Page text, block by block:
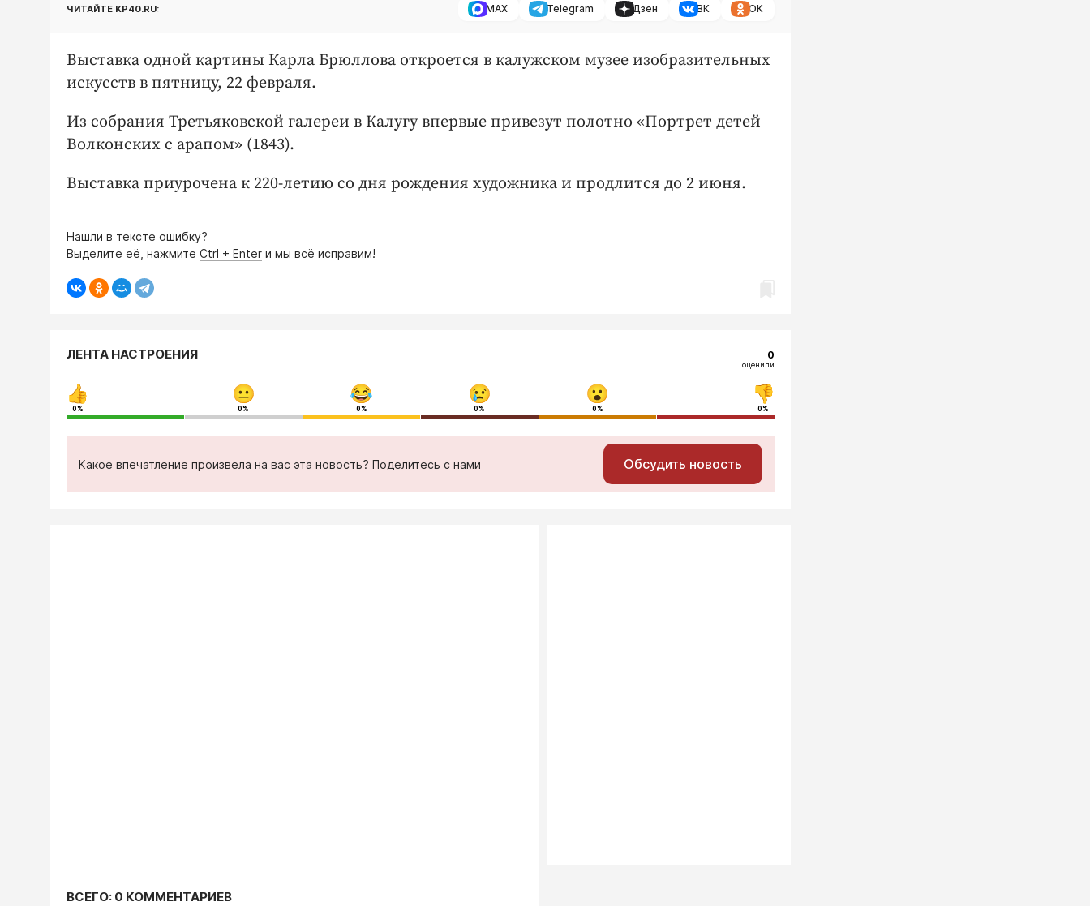
ЧИТАЙТЕ KP40.RU: MAX Telegram Дзен ВК ОК
Выставка одной картины Карла Брюллова откроется в калужском музее изобразительных
искусств в пятницу, 22 февраля.
Из собрания Третьяковской галереи в Калугу впервые привезут полотно «Портрет детей
Волконских с арапом» (1843).
Выставка приурочена к 220-летию со дня рождения художника и продлится до 2 июня.
Нашли в тексте ошибку?
Выделите её, нажмите Ctrl + Enter и мы всё исправим!
ЛЕНТА НАСТРОЕНИЯ 0
оценили
0% 0% 0% 0% 0% 0%
Какое впечатление произвела на вас эта новость? Поделитесь с нами Обсудить новость
ВСЕГО: 0 КОММЕНТАРИЕВ